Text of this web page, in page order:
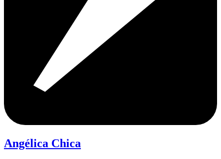
Angélica Chica